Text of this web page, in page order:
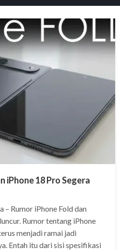
iPhone 18 Pro Segera
– Rumor iPhone Fold dan
Rumor tentang iPhone
menjadi ramai jadi
Entah itu dari sisi spesifikasi